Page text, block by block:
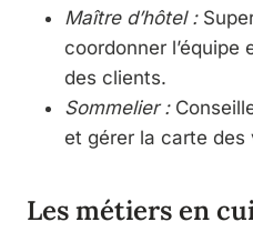
Maître d’hôtel :
coordonner
des clients.
Sommelier :
et gérer la carte des
Les métiers en